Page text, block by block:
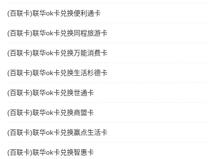
(百联卡)联华ok卡兑换便利通卡
(百联卡)联华ok卡兑换同程旅游卡
(百联卡)联华ok卡兑换万能消费卡
(百联卡)联华ok卡兑换生活杉德卡
(百联卡)联华ok卡兑换世通卡
(百联卡)联华ok卡兑换商盟卡
(百联卡)联华ok卡兑换赢点生活卡
(百联卡)联华ok卡兑换智惠卡